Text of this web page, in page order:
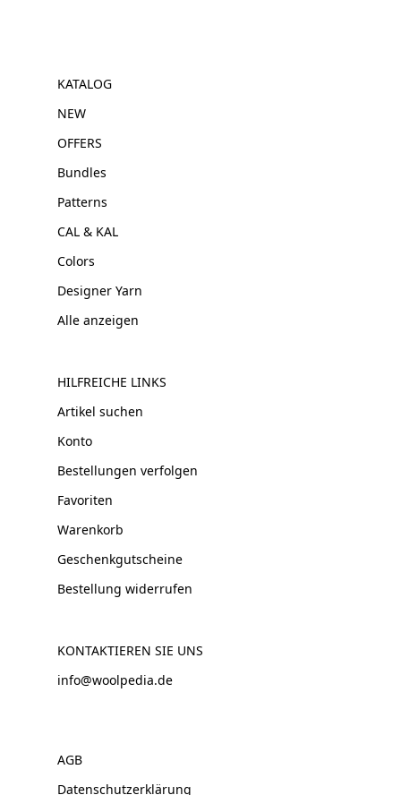
KATALOG
NEW
OFFERS
Bundles
Patterns
CAL & KAL
Colors
Designer Yarn
Alle anzeigen
HILFREICHE LINKS
Artikel suchen
Konto
Bestellungen verfolgen
Favoriten
Warenkorb
Geschenkgutscheine
Bestellung widerrufen
KONTAKTIEREN SIE UNS
info@woolpedia.de
AGB
Datenschutzerklärung